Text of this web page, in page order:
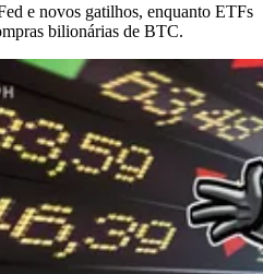
e novos gatilhos, enquanto ETFs
bilionárias de BTC.